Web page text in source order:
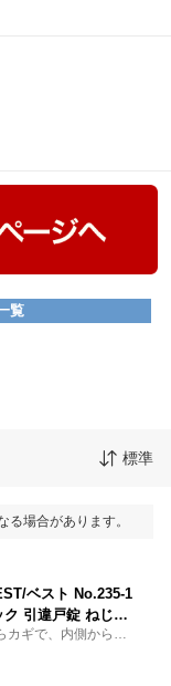
覧
標準
場合があります。
ベスト No.235-1
ク 引違戸錠 ねじ締
対応扉厚0mm〜33
カギで、内側からサ
ギです。